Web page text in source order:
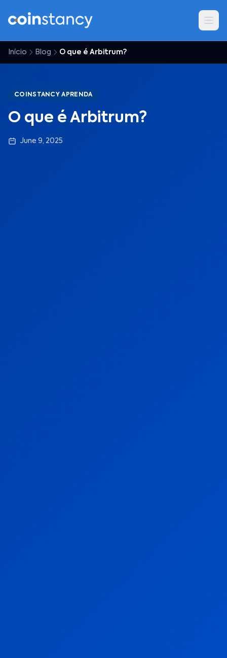
Início Blog O que é Arbitrum?
COINSTANCY APRENDA
O que é Arbitrum?
June 9, 2025